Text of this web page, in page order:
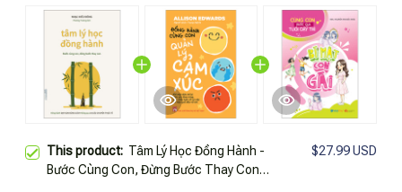
This product: Tâm Lý Học Đồng Hành -
Bước Cùng Con, Đừng Bước Thay Con -
$27.99 USD